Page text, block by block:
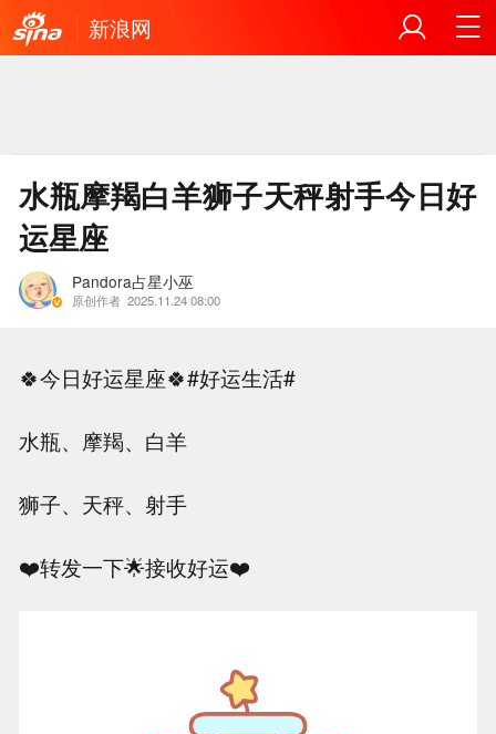
新浪网
水瓶摩羯白羊狮子天秤射手今日好
运星座
Pandora占星小巫
原创作者 2025.11.24 08:00
🍀今日好运星座🍀#好运生活#
水瓶、摩羯、白羊
狮子、天秤、射手
❤️转发一下🌟接收好运❤️